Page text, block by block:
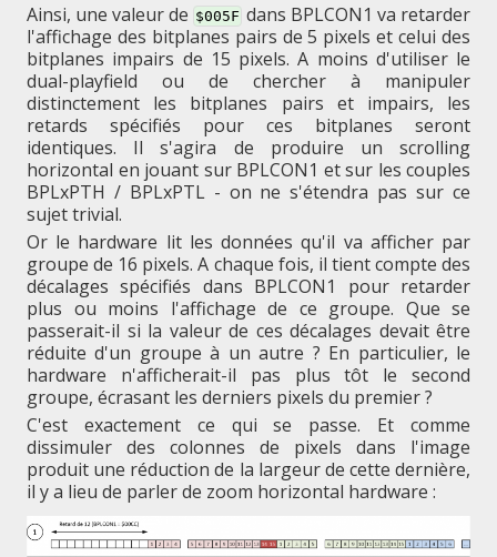
Ainsi, une valeur de $005F dans BPLCON1 va retarder
l'affichage des bitplanes pairs de 5 pixels et celui des
bitplanes impairs de 15 pixels. A moins d'utiliser le
dual-playfield ou de chercher à manipuler
distinctement les bitplanes pairs et impairs, les
retards spécifiés pour ces bitplanes seront
identiques. Il s'agira de produire un scrolling
horizontal en jouant sur BPLCON1 et sur les couples
BPLxPTH / BPLxPTL - on ne s'étendra pas sur ce
sujet trivial.
Or le hardware lit les données qu'il va afficher par
groupe de 16 pixels. A chaque fois, il tient compte des
décalages spécifiés dans BPLCON1 pour retarder
plus ou moins l'affichage de ce groupe. Que se
passerait-il si la valeur de ces décalages devait être
réduite d'un groupe à un autre ? En particulier, le
hardware n'afficherait-il pas plus tôt le second
groupe, écrasant les derniers pixels du premier ?
C'est exactement ce qui se passe. Et comme
dissimuler des colonnes de pixels dans l'image
produit une réduction de la largeur de cette dernière,
il y a lieu de parler de zoom horizontal hardware :